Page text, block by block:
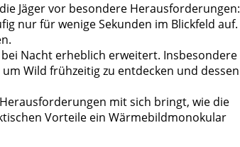
Jäger vor besondere Herausforderungen:
nur für wenige Sekunden im Blickfeld auf.
Nacht erheblich erweitert. Insbesondere
Wild frühzeitig zu entdecken und dessen
mit sich bringt, wie die
Vorteile ein Wärmebildmonokular